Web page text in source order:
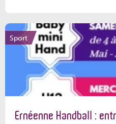
Sport
Ernéenne Handball :